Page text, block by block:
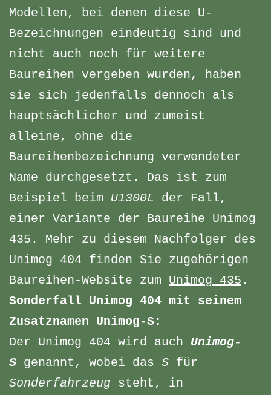
Modellen, bei denen diese U-
Bezeichnungen eindeutig sind und
nicht auch noch für weitere
Baureihen vergeben wurden, haben
sie sich jedenfalls dennoch als
hauptsächlicher und zumeist
alleine, ohne die
Baureihenbezeichnung verwendeter
Name durchgesetzt. Das ist zum
Beispiel beim U1300L der Fall,
einer Variante der Baureihe Unimog
435. Mehr zu diesem Nachfolger des
Unimog 404 finden Sie zugehörigen
Baureihen-Website zum Unimog 435 .
Sonderfall Unimog 404 mit seinem
Zusatznamen Unimog-S:
Der Unimog 404 wird auch Unimog-
S genannt, wobei das S für
Sonderfahrzeug steht, in